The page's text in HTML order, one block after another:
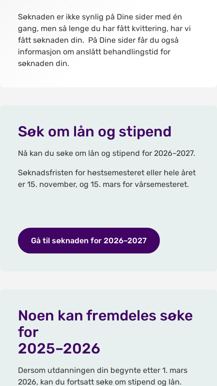
Søknaden er ikke synlig på Dine sider med én
gang, men så lenge du har fått kvittering, har vi
fått søknaden din. På Dine sider får du også
informasjon om anslått behandlingstid for
søknaden din.
Søk om lån og stipend
Nå kan du søke om lån og stipend for 2026–2027.
Søknadsfristen for høstsemesteret eller hele året
er 15. november, og 15. mars for vårsemesteret.
Gå til søknaden for 2026–2027
Noen kan fremdeles søke
for
2025–2026
Dersom utdanningen din begynte etter 1. mars
2026, kan du fortsatt søke om stipend og lån.